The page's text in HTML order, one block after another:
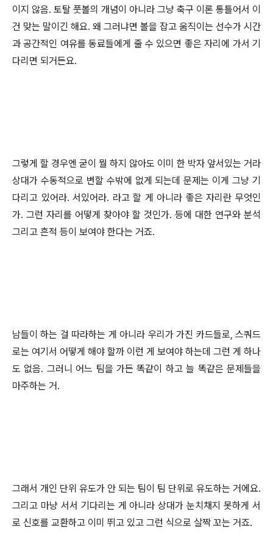
이지 않음. 토탈 풋볼의 개념이 아니라 그냥 축구 이론 통틀어서 이
건 맞는 말이긴 해요. 왜 그러냐면 볼을 잡고 움직이는 선수가 시간
과 공간적인 여유를 동료들에게 줄 수 있으면 좋은 자리에 가서 기
다리면 되거든요.
그렇게 할 경우엔 굳이 뭘 하지 않아도 이미 한 박자 앞서있는 거라
상대가 수동적으로 변할 수밖에 없게 되는데 문제는 이게 그냥 기
다리고 있어라. 서있어라. 라고 할 게 아니라 좋은 자리란 무엇인
가. 그런 자리를 어떻게 찾아야 할 것인가. 등에 대한 연구와 분석
그리고 흔적 등이 보여야 한다는 거죠.
남들이 하는 걸 따라하는 게 아니라 우리가 가진 카드들로, 스쿼드
로는 여기서 어떻게 해야 할까 이런 게 보여야 하는데 그런 게 하나
도 없음. 그러니 어느 팀을 가든 똑같이 하고 늘 똑같은 문제들을
마주하는 거.
그래서 개인 단위 유도가 안 되는 팀이 팀 단위로 유도하는 거에요.
그리고 마냥 서서 기다리는 게 아니라 상대가 눈치채지 못하게 서
로 신호를 교환하고 이미 뛰고 있고 그런 식으로 살짝 꼬는 거죠.